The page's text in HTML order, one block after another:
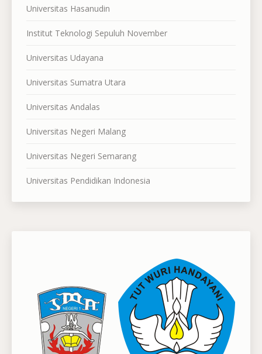
Universitas Hasanudin
Institut Teknologi Sepuluh November
Universitas Udayana
Universitas Sumatra Utara
Universitas Andalas
Universitas Negeri Malang
Universitas Negeri Semarang
Universitas Pendidikan Indonesia